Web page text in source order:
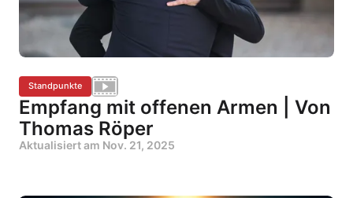
Standpunkte
Empfang mit offenen Armen | Von
Thomas Röper
Aktualisiert am Nov. 21, 2025